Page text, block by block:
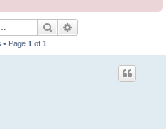
c
Search
• Page 1 of 1